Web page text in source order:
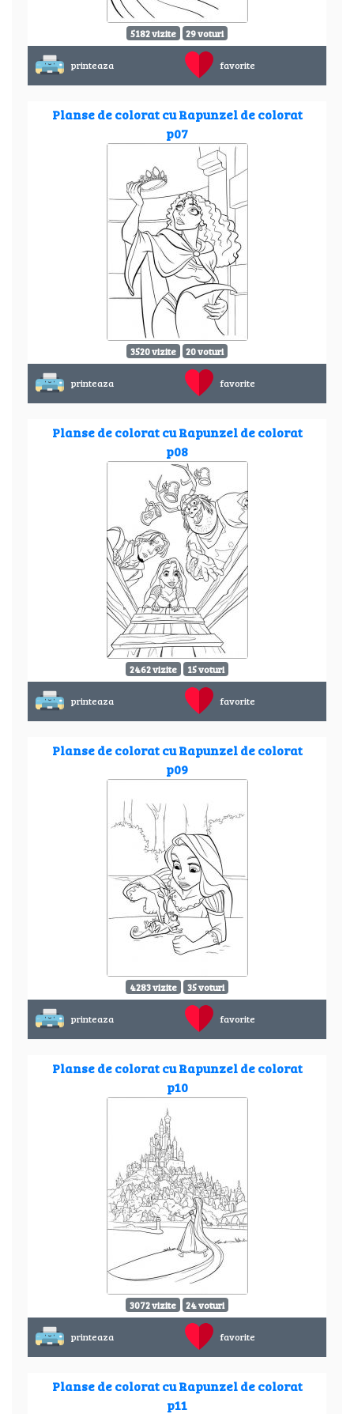
5182 vizite 29 voturi
printeaza favorite
Planse de colorat cu Rapunzel de colorat
p07
3520 vizite 20 voturi
printeaza favorite
Planse de colorat cu Rapunzel de colorat
p08
2462 vizite 15 voturi
printeaza favorite
Planse de colorat cu Rapunzel de colorat
p09
4283 vizite 35 voturi
printeaza favorite
Planse de colorat cu Rapunzel de colorat
p10
3072 vizite 24 voturi
printeaza favorite
Planse de colorat cu Rapunzel de colorat
p11